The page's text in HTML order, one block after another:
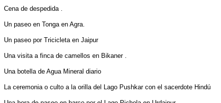
Cena de despedida .
Un paseo en Tonga en Agra.
Un paseo por Tricicleta en Jaipur
Una visita a finca de camellos en Bikaner .
Una botella de Agua Mineral diario
La ceremonia o culto a la orilla del Lago Pushkar con el sacerdote Hindú